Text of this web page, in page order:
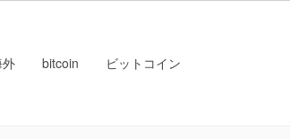
bitcoin ビットコイン